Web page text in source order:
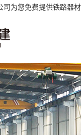
司为您免费提供铁路器